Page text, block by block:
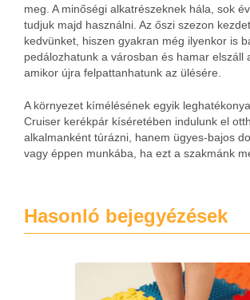
meg. A minőségi alkatrészeknek hála, sok
tudjuk majd használni. Az őszi szezon
kedvünket, hiszen gyakran még ilyenkor is
pedálozhatunk a városban és hamar elszáll
amikor újra felpattanhatunk az ülésére.
A környezet kímélésének egyik
Cruiser kerékpár kíséretében indulunk el
alkalmanként túrázni, hanem ügyes-bajos
vagy éppen munkába, ha ezt a szakmánk
Hasonló bejegyézések